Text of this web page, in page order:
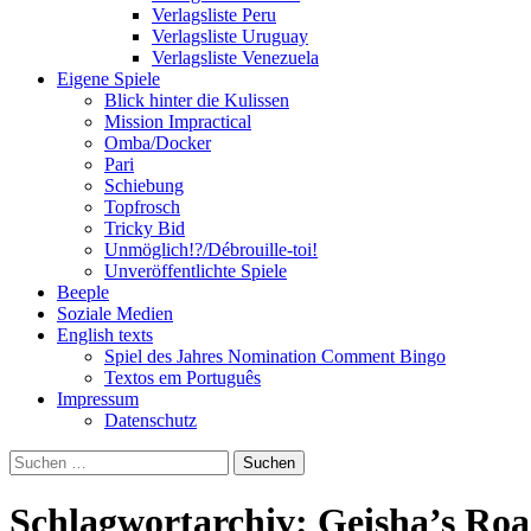
Verlagsliste Peru
Verlagsliste Uruguay
Verlagsliste Venezuela
Eigene Spiele
Blick hinter die Kulissen
Mission Impractical
Omba/Docker
Pari
Schiebung
Topfrosch
Tricky Bid
Unmöglich!?/Débrouille-toi!
Unveröffentlichte Spiele
Beeple
Soziale Medien
English texts
Spiel des Jahres Nomination Comment Bingo
Textos em Português
Impressum
Datenschutz
Suchen
nach:
Schlagwortarchiv: Geisha’s